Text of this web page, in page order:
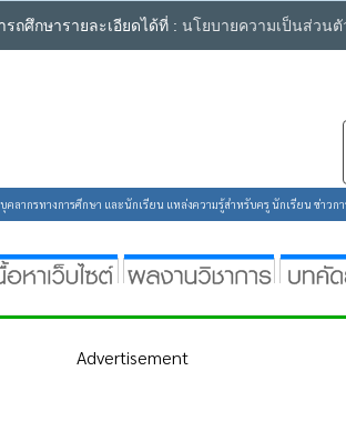
ถศึกษารายละเอียดได้ที่ : นโยบายความเป็นส่วนตั
คลากรทางการศึกษา และนักเรียน แหล่งความรู้สำหรับครู นักเรียน ข่าว
Advertisement